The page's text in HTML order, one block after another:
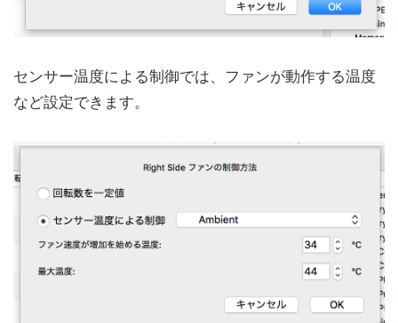
センサー温度による制御では、ファンが動作する温度
など設定できます。